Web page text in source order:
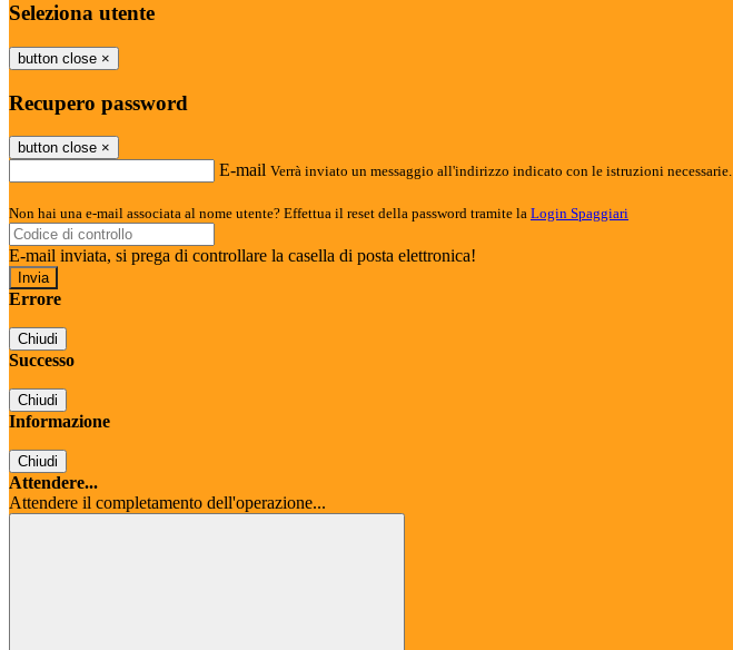
Seleziona utente
button close ×
Recupero password
button close ×
E-mail Verrà inviato un messaggio all'indirizzo indicato con le istruzioni necessarie.
Non hai una e-mail associata al nome utente? Effettua il reset della password tramite la Login Spaggiari
E-mail inviata, si prega di controllare la casella di posta elettronica!
Errore
Chiudi
Successo
Chiudi
Informazione
Chiudi
Attendere...
Attendere il completamento dell'operazione...